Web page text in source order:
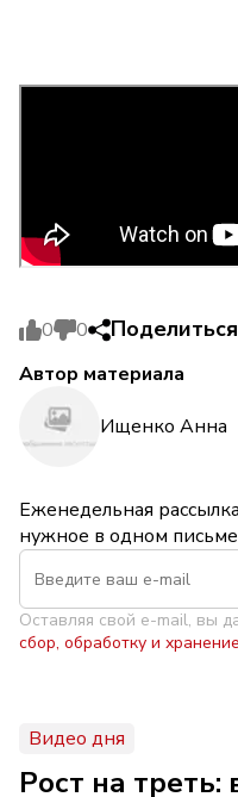
0 0 Поделиться
Автор материала
Ищенко Анна
Еженедельная
нужное в одном
Оставляя свой e-mail, вы
сбор, обработку и
Видео дня
Рост на треть: